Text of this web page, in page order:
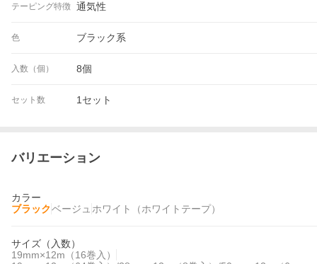
テーピング特徴 通気性
色 ブラック系
入数（個） 8個
セット数 1セット
バリエーション
カラー
ブラックベージュ ホワイト（ホワイトテープ）
サイズ（入数）
19mm×12m（16巻入）